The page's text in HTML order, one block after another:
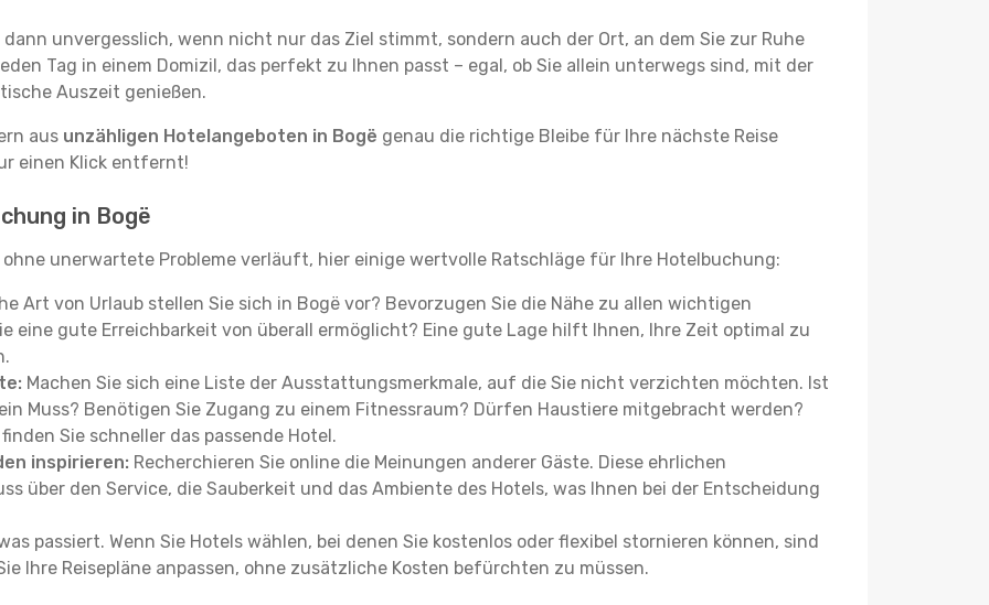
dann unvergesslich, wenn nicht nur das Ziel stimmt, sondern auch der Ort, an dem Sie zur Ruhe
Tag in einem Domizil, das perfekt zu Ihnen passt – egal, ob Sie allein unterwegs sind, mit der
Auszeit genießen.
aus unzähligen Hotelangeboten in Bogë genau die richtige Bleibe für Ihre nächste Reise
einen Klick entfernt!
in Bogë
unerwartete Probleme verläuft, hier einige wertvolle Ratschläge für Ihre Hotelbuchung:
Art von Urlaub stellen Sie sich in Bogë vor? Bevorzugen Sie die Nähe zu allen wichtigen
eine gute Erreichbarkeit von überall ermöglicht? Eine gute Lage hilft Ihnen, Ihre Zeit optimal zu
Machen Sie sich eine Liste der Ausstattungsmerkmale, auf die Sie nicht verzichten möchten. Ist
Muss? Benötigen Sie Zugang zu einem Fitnessraum? Dürfen Haustiere mitgebracht werden?
Sie schneller das passende Hotel.
inspirieren: Recherchieren Sie online die Meinungen anderer Gäste. Diese ehrlichen
über den Service, die Sauberkeit und das Ambiente des Hotels, was Ihnen bei der Entscheidung
passiert. Wenn Sie Hotels wählen, bei denen Sie kostenlos oder flexibel stornieren können, sind
Ihre Reisepläne anpassen, ohne zusätzliche Kosten befürchten zu müssen.